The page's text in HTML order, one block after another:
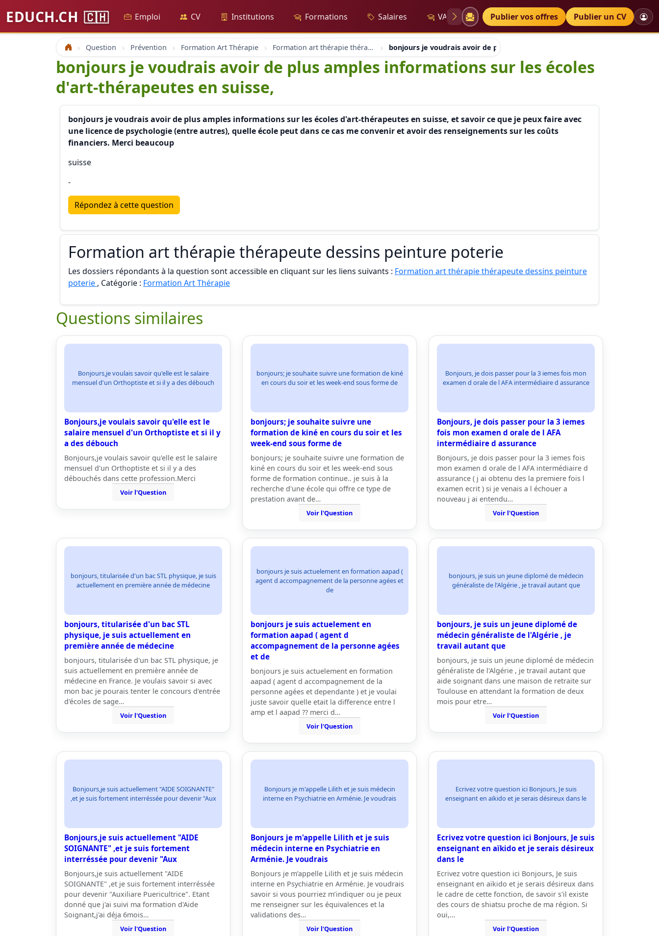
EDUCH.CH 🇨🇭 Emploi CV Institutions Formations Salaires VAE Diplômes Petites annonces
Publier vos offres Publier un CV
Accueil Question Prévention Formation Art Thérapie Formation art thérapie thérapeute dessins peinture poterie bonjours je voudrais avoir de plus amples informations sur les écoles d'art-
bonjours je voudrais avoir de plus amples informations sur les écoles
d'art-thérapeutes en suisse,
bonjours je voudrais avoir de plus amples informations sur les écoles d'art-thérapeutes en suisse, et savoir ce que je peux faire avec
une licence de psychologie (entre autres), quelle école peut dans ce cas me convenir et avoir des renseignements sur les coûts
financiers. Merci beaucoup
suisse
-
Répondez à cette question
Formation art thérapie thérapeute dessins peinture poterie
Les dossiers répondants à la question sont accessible en cliquant sur les liens suivants : Formation art thérapie thérapeute dessins peinture
poterie , Catégorie : Formation Art Thérapie
Questions similaires
Bonjours,je voulais savoir qu'elle est le salaire
mensuel d'un Orthoptiste et si il y a des débouch
Bonjours,je voulais savoir qu'elle est le
salaire mensuel d'un Orthoptiste et si il y
a des débouch
Bonjours,je voulais savoir qu'elle est le salaire
mensuel d'un Orthoptiste et si il y a des
débouchés dans cette profession.Merci
Voir l'Question
bonjours; je souhaite suivre une formation de kiné
en cours du soir et les week-end sous forme de
bonjours; je souhaite suivre une
formation de kiné en cours du soir et les
week-end sous forme de
bonjours; je souhaite suivre une formation de
kiné en cours du soir et les week-end sous
forme de formation continue.. je suis à la
recherche d'une école qui offre ce type de
prestation avant de…
Voir l'Question
Bonjours, je dois passer pour la 3 iemes fois mon
examen d orale de l AFA intermédiaire d assurance
Bonjours, je dois passer pour la 3 iemes
fois mon examen d orale de l AFA
intermédiaire d assurance
Bonjours, je dois passer pour la 3 iemes fois
mon examen d orale de l AFA intermédiaire d
assurance ( j ai obtenu des la premiere fois l
examen ecrit ) si je venais a l échouer a
nouveau j ai entendu…
Voir l'Question
bonjours, titularisée d'un bac STL physique, je suis
actuellement en première année de médecine
bonjours, titularisée d'un bac STL
physique, je suis actuellement en
première année de médecine
bonjours, titularisée d'un bac STL physique, je
suis actuellement en première année de
médecine en France. Je voulais savoir si avec
mon bac je pourais tenter le concours d'entrée
d'écoles de sage…
Voir l'Question
bonjours je suis actuelement en formation aapad (
agent d accompagnement de la personne agées et
de
bonjours je suis actuelement en
formation aapad ( agent d
accompagnement de la personne agées
et de
bonjours je suis actuelement en formation
aapad ( agent d accompagnement de la
personne agées et dependante ) et je voulai
juste savoir quelle etait la difference entre l
amp et l aapad ?? merci d…
Voir l'Question
bonjours, je suis un jeune diplomé de médecin
généraliste de l'Algérie , je travail autant que
bonjours, je suis un jeune diplomé de
médecin généraliste de l'Algérie , je
travail autant que
bonjours, je suis un jeune diplomé de médecin
généraliste de l'Algérie , je travail autant que
aide soignant dans une maison de retraite sur
Toulouse en attendant la formation de deux
mois pour etre…
Voir l'Question
Bonjours,je suis actuellement "AIDE SOIGNANTE"
,et je suis fortement interréssée pour devenir "Aux
Bonjours,je suis actuellement "AIDE
SOIGNANTE" ,et je suis fortement
interréssée pour devenir "Aux
Bonjours,je suis actuellement "AIDE
SOIGNANTE" ,et je suis fortement interréssée
pour devenir "Auxiliare Puericultrice". Etant
donné que j'ai suivi ma formation d'Aide
Soignant,j'ai déja 6mois…
Voir l'Question
Bonjours je m'appelle Lilith et je suis médecin
interne en Psychiatrie en Arménie. Je voudrais
Bonjours je m'appelle Lilith et je suis
médecin interne en Psychiatrie en
Arménie. Je voudrais
Bonjours je m’appelle Lilith et je suis médecin
interne en Psychiatrie en Arménie. Je voudrais
savoir si vous pourriez m’indiquer ou je peux
me renseigner sur les équivalences et la
validations des…
Voir l'Question
Ecrivez votre question ici Bonjours, Je suis
enseignant en aïkido et je serais désireux dans le
Ecrivez votre question ici Bonjours, Je suis
enseignant en aïkido et je serais désireux
dans le
Ecrivez votre question ici Bonjours, Je suis
enseignant en aïkido et je serais désireux dans
le cadre de cette fonction, de savoir s'il existe
des cours de shiatsu proche de ma région. Si
oui,…
Voir l'Question